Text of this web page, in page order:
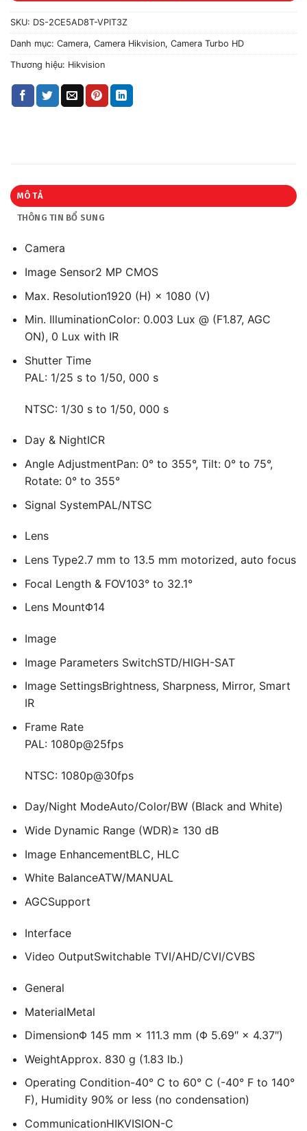
SKU: DS-2CE5AD8T-VPIT3Z
Danh mục: Camera, Camera Hikvision, Camera Turbo HD
Thương hiệu: Hikvision
MÔ TẢ
THÔNG TIN BỔ SUNG
Camera
Image Sensor2 MP CMOS
Max. Resolution1920 (H) × 1080 (V)
Min. IlluminationColor: 0.003 Lux @ (F1.87, AGC
ON), 0 Lux with IR
Shutter Time
PAL: 1/25 s to 1/50, 000 s
NTSC: 1/30 s to 1/50, 000 s
Day & NightICR
Angle AdjustmentPan: 0° to 355°, Tilt: 0° to 75°,
Rotate: 0° to 355°
Signal SystemPAL/NTSC
Lens
Lens Type2.7 mm to 13.5 mm motorized, auto focus
Focal Length & FOV103° to 32.1°
Lens MountΦ14
Image
Image Parameters SwitchSTD/HIGH-SAT
Image SettingsBrightness, Sharpness, Mirror, Smart
IR
Frame Rate
PAL: 1080p@25fps
NTSC: 1080p@30fps
Day/Night ModeAuto/Color/BW (Black and White)
Wide Dynamic Range (WDR)≥ 130 dB
Image EnhancementBLC, HLC
White BalanceATW/MANUAL
AGCSupport
Interface
Video OutputSwitchable TVI/AHD/CVI/CVBS
General
MaterialMetal
DimensionΦ 145 mm × 111.3 mm (Φ 5.69″ × 4.37″)
WeightApprox. 830 g (1.83 lb.)
Operating Condition-40° C to 60° C (-40° F to 140°
F), Humidity 90% or less (no condensation)
CommunicationHIKVISION-C